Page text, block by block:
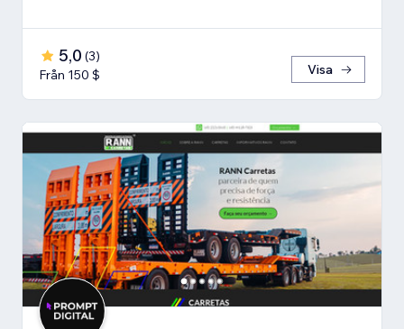
5,0 (3)
Från 150 $
Visa